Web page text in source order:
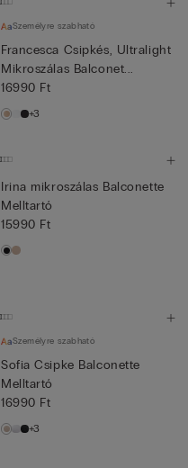
Személyre szabható
Francesca Csipkés, Ultralight
Mikroszálas Balconet...
16990 Ft
+3
Irina mikroszálas Balconette
Melltartó
15990 Ft
Személyre szabható
Sofia Csipke Balconette
Melltartó
16990 Ft
+3